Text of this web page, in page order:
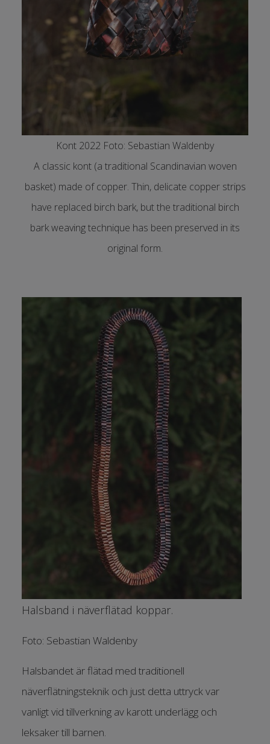
Kont 2022 Foto: Sebastian Waldenby
A classic kont (a traditional Scandinavian woven
basket) made of copper. Thin, delicate copper strips
have replaced birch bark, but the traditional birch
bark weaving technique has been preserved in its
original form.
Halsband i näverflätad koppar.
Foto: Sebastian Waldenby
Halsbandet är flätad med traditionell
näverflätningsteknik och just detta uttryck var
vanligt vid tillverkning av karott underlägg och
leksaker till barnen.